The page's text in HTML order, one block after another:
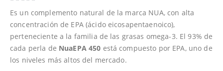
Es un complemento natural de la marca NUA, con alta
concentración de EPA (ácido eicosapentaenoico),
perteneciente a la familia de las grasas omega-3. El 93% de
cada perla de NuaEPA 450 está compuesto por EPA, uno de
los niveles más altos del mercado.